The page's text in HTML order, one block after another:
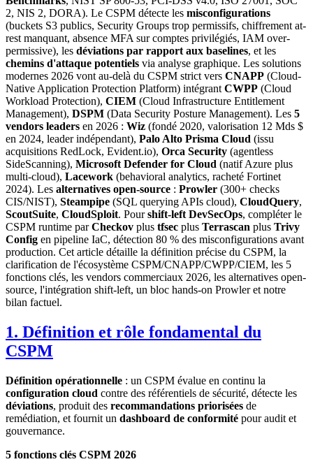
2, NIS 2, DORA). Le CSPM détecte les misconfigurations
(buckets S3 publics, Security Groups trop permissifs, chiffrement at-
rest manquant, absence MFA sur comptes privilégiés, IAM over-
permissive), les déviations par rapport aux baselines, et les
chemins d'attaque potentiels via analyse graphique. Les solutions
modernes 2026 vont au-delà du CSPM strict vers CNAPP (Cloud-
Native Application Protection Platform) intégrant CWPP (Cloud
Workload Protection), CIEM (Cloud Infrastructure Entitlement
Management), DSPM (Data Security Posture Management). Les 5
vendors leaders en 2026 : Wiz (fondé 2020, valorisation 12 Mds $
en 2024, leader indépendant), Palo Alto Prisma Cloud (issu
acquisitions RedLock, Evident.io), Orca Security (agentless
SideScanning), Microsoft Defender for Cloud (natif Azure plus
multi-cloud), Lacework (behavioral analytics, racheté Fortinet
2024). Les alternatives open-source : Prowler (300+ checks
CIS/NIST), Steampipe (SQL querying APIs cloud), CloudQuery,
ScoutSuite, CloudSploit. Pourshift-left DevSecOps, compléter le
CSPM runtime parCheckov plus tfsec plus Terrascan plus Trivy
Config en pipeline IaC, détection 80 % des misconfigurations avant
production. Cet article détaille la définition précise du CSPM, la
clarification de l'écosystème CSPM/CNAPP/CWPP/CIEM, les 5
fonctions clés, les vendors commerciaux 2026, les alternatives open-
source, l'intégration shift-left, un bloc hands-on Prowler et notre
bilan factuel.
1. Définition et rôle fondamental du
CSPM
Définition opérationnelle : un CSPM évalue en continu la
configuration cloud contre des référentiels de sécurité, détecte les
déviations, produit des recommandations priorisées de
remédiation, et fournit un dashboard de conformité pour audit et
gouvernance.
5 fonctions clés CSPM 2026